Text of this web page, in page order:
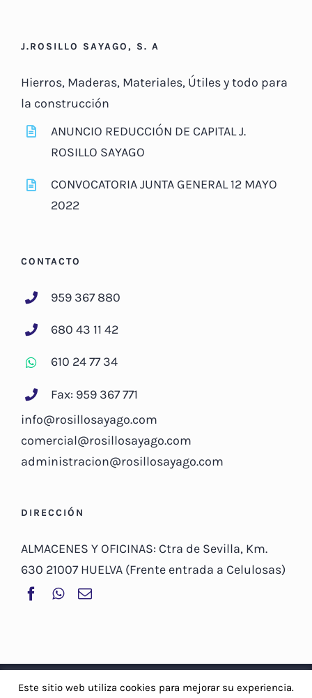
J.ROSILLO SAYAGO, S. A
Hierros, Maderas, Materiales, Útiles y todo para
la construcción
ANUNCIO REDUCCIÓN DE CAPITAL J.
ROSILLO SAYAGO
CONVOCATORIA JUNTA GENERAL 12 MAYO
2022
CONTACTO
959 367 880
680 43 11 42
610 24 77 34
Fax: 959 367 771
info@rosillosayago.com
comercial@rosillosayago.com
administracion@rosillosayago.com
DIRECCIÓN
ALMACENES Y OFICINAS: Ctra de Sevilla, Km.
630 21007 HUELVA (Frente entrada a Celulosas)
© Copyright 2019 -2026 | Rosillo Sayago, S.A |Aviso Legal y
Este sitio web utiliza cookies para mejorar su experiencia.